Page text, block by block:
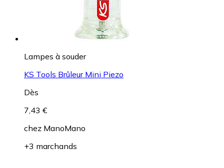
Lampes à souder
KS Tools Brûleur Mini Piezo
Dès
7,43 €
chez ManoMano
+3 marchands